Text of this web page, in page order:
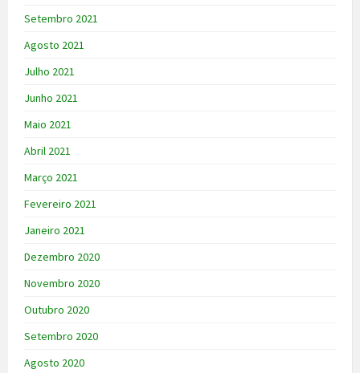
Setembro 2021
Agosto 2021
Julho 2021
Junho 2021
Maio 2021
Abril 2021
Março 2021
Fevereiro 2021
Janeiro 2021
Dezembro 2020
Novembro 2020
Outubro 2020
Setembro 2020
Agosto 2020